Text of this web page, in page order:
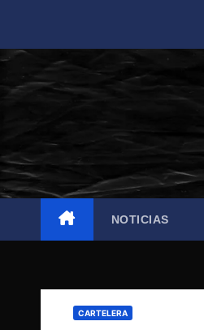
contenido
NOTICIAS
CARTELERA